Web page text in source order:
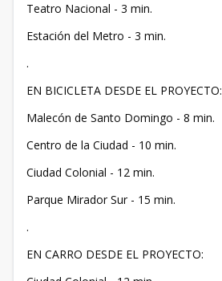
Teatro Nacional - 3 min.
Estación del Metro - 3 min.
.
EN BICICLETA DESDE EL PROYECTO:
Malecón de Santo Domingo - 8 min.
Centro de la Ciudad - 10 min.
Ciudad Colonial - 12 min.
Parque Mirador Sur - 15 min.
.
EN CARRO DESDE EL PROYECTO: